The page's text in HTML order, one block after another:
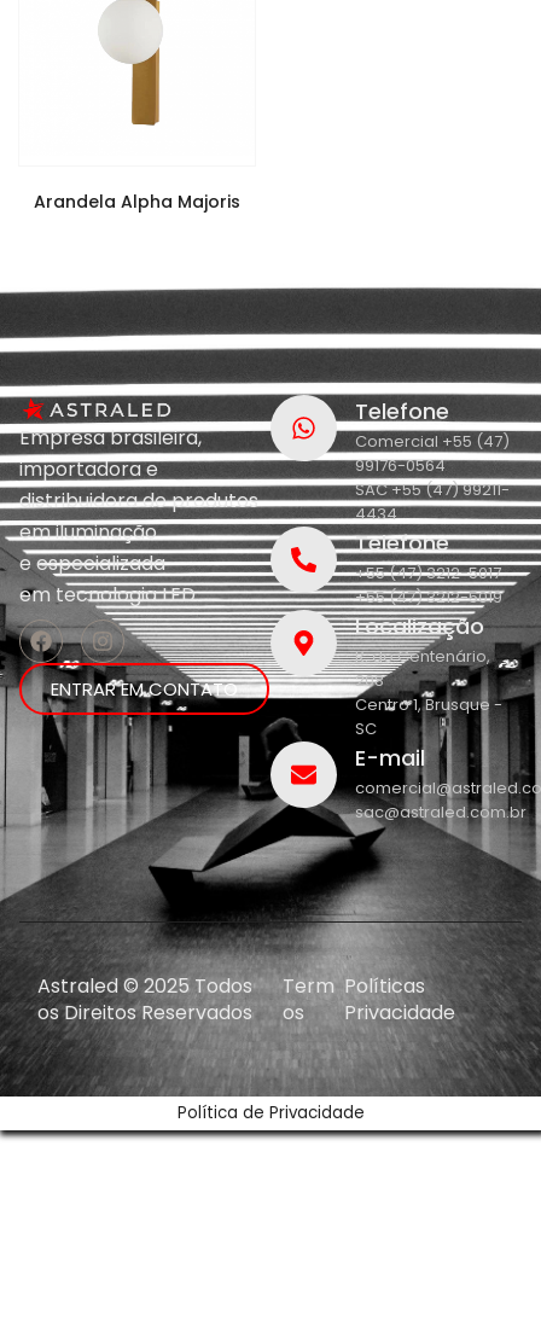
Arandela Alpha Majoris
Empresa brasileira,
importadora e
distribuidora de produtos
em iluminação
eespecializada
emtecnologia LED.
ENTRAR EM CONTATO
Telefone
Comercial +55 (47)
99176-0564
SAC +55 (47) 99211-
4434
Telefone
+55 (47) 3212-5017
+55 (47) 3212-5019
Localização
R. do Centenário,
208
Centro 1, Brusque -
SC
E-mail
sac@astraled.com.br
Astraled © 2025 Todos
os Direitos Reservados
Term
os
Políticas
Privacidade
Política de Privacidade